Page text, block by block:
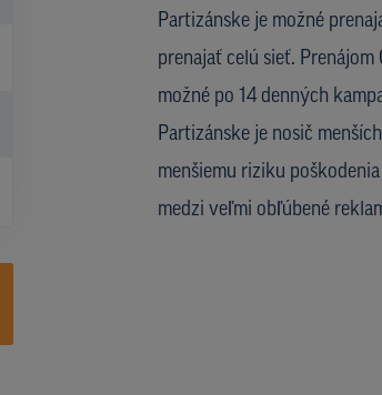
Partizánske je možné
prenajať celú sieť.
možné po 14 denných
Partizánske je nosič
menšiemu riziku
medzi veľmi obľúbené